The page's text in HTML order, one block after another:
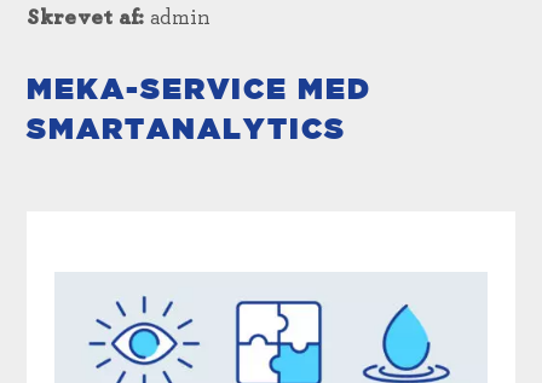
Skrevet af: admin
MEKA-SERVICE MED
SMARTANALYTICS